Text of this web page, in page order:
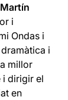
i
Ondas i
i
millor
i dirigir el
en